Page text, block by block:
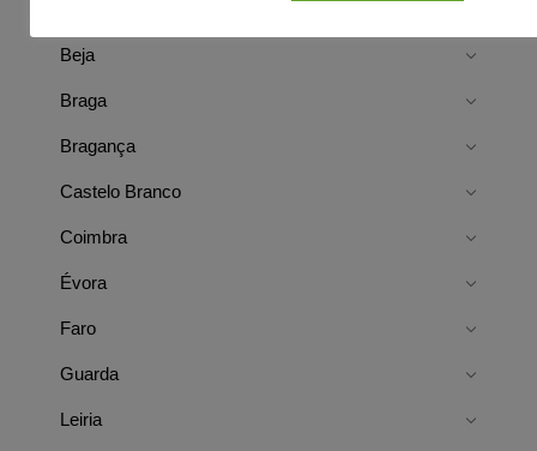
Beja
Braga
Bragança
Castelo Branco
Coimbra
Évora
Faro
Guarda
Leiria